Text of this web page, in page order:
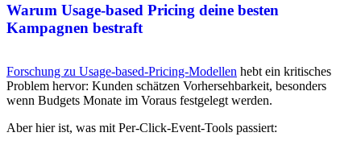
Warum Usage-based Pricing deine besten
Kampagnen bestraft
Forschung zu Usage-based-Pricing-Modellen hebt ein kritisches
Problem hervor: Kunden schätzen Vorhersehbarkeit, besonders
wenn Budgets Monate im Voraus festgelegt werden.
Aber hier ist, was mit Per-Click-Event-Tools passiert: